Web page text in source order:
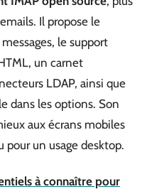
Il propose le
le support
un carnet
LDAP, ainsi que
dans les options. Son
aux écrans mobiles
pour un usage desktop.
à connaître pour